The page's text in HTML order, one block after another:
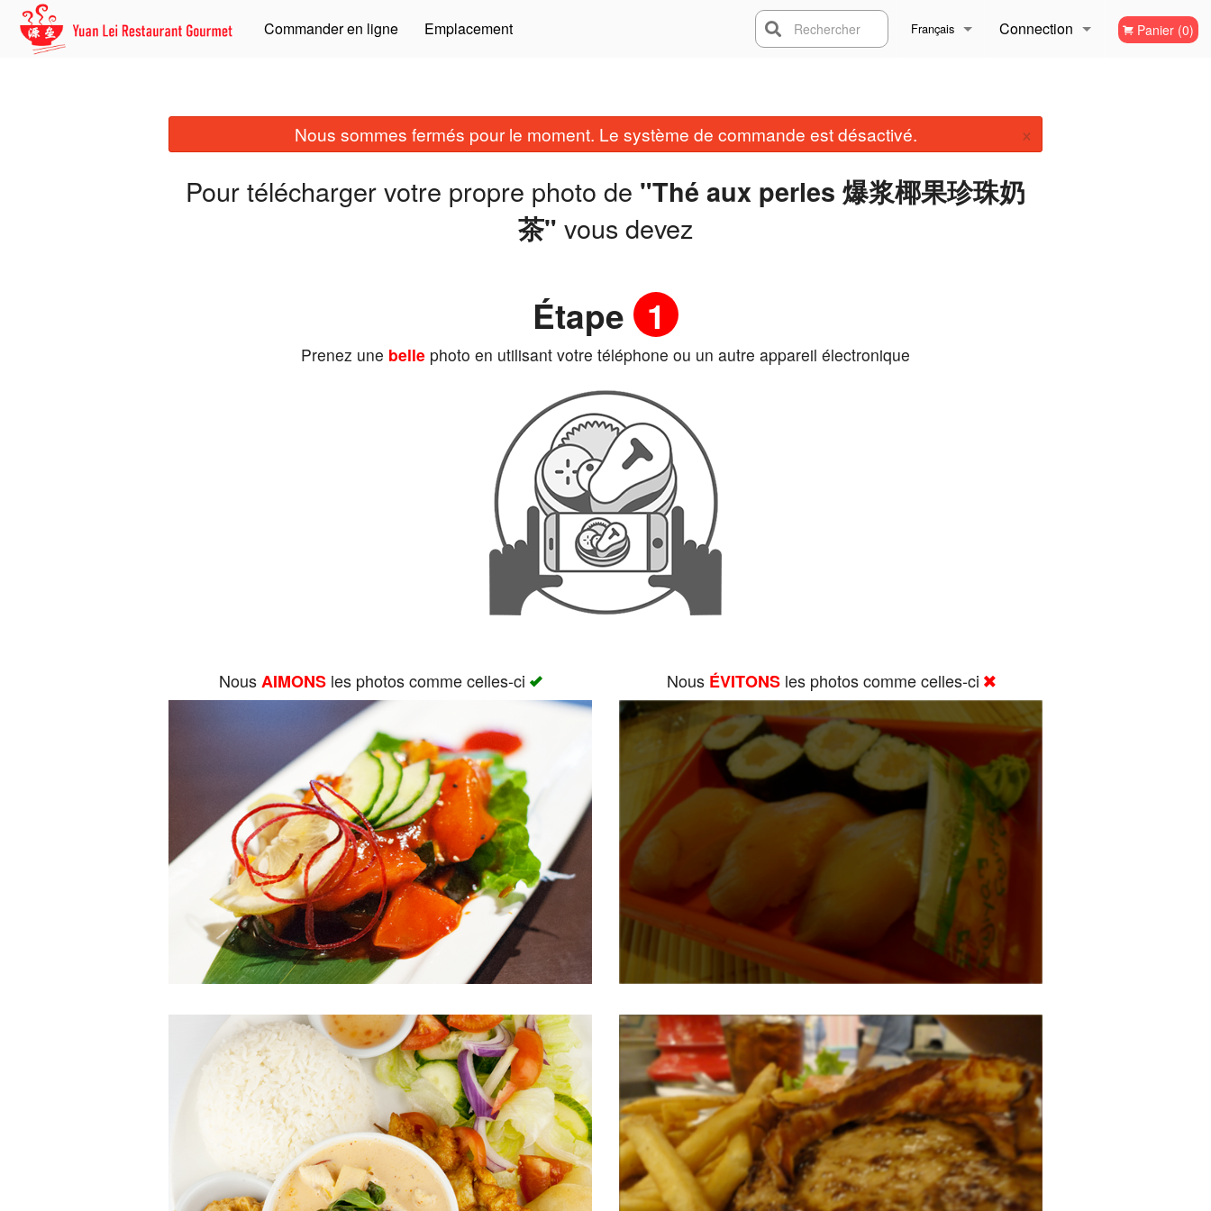
Commander en ligne Emplacement Français
English
Connection Panier (0)
Rechercher
Nous sommes fermés pour le moment. Le système de commande est désactivé. ×
Pour télécharger votre propre photo de "Thé aux perles 爆浆椰果珍珠奶
茶" vous devez
Étape 1
Prenez une belle photo en utilisant votre téléphone ou un autre appareil électronique
NousAIMONSles photos comme celles-ci Nous ÉVITONSles photos comme celles-ci